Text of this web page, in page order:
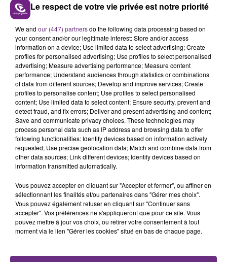
L'INSPECTION DU TRAVAIL RAPPELLE À
L'ORDRE SUR LES CONDITIONS DE...
Alors que les dates de début des vendange 2026
s'est avéré être plus précoce que prévu,
l'inspection du Travail en profite pour rappeler
les conditions de...
TITRES DIFFUSÉS
9h22
9h22
COLDPLAY
Feelslikeimfallinginlove
9h11
9h11
TAYLOR SWIFT
I Knew It, I Knew You
Le respect de votre vie privée est notre priorité
We and our (447) partnersdo the following data processing based on
your consent and/or our legitimate interest: Store and/or access
information on a device; Use limited data to select advertising; Create
profiles for personalised advertising; Use profiles to select personalised
advertising; Measure advertising performance; Measure content
performance; Understand audiences through statistics or combinations
of data from different sources; Develop and improve services; Create
profiles to personalise content; Use profiles to select personalised
content; Use limited data to select content; Ensure security, prevent and
detect fraud, and fix errors; Deliver and present advertising and content;
Save and communicate privacy choices. These technologies may
process personal data such as IP address and browsing data to offer
following functionalities: Identify devices based on information actively
requested; Use precise geolocation data; Match and combine data from
other data sources; Link different devices; Identify devices based on
information transmitted automatically.
Vous pouvez accepter en cliquant sur "Accepter et fermer", ou affiner en
sélectionnant les finalités et/ou partenaires dans "Gérer mes choix".
Vous pouvez également refuser en cliquant sur "Continuer sans
accepter". Vos préférences ne s'appliqueront que pour ce site. Vous
pouvez mettre à jour vos choix, ou retirer votre consentement à tout
moment via le lien "Gérer les cookies" situé en bas de chaque page.